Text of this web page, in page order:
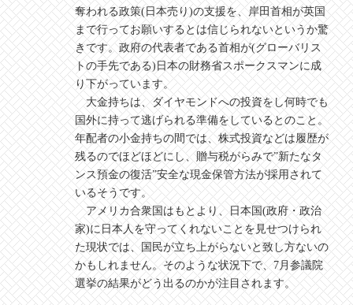
奪われる政策(日本売り)の支援を、岸田首相が英国
まで行ってお願いするとは信じられないというか驚
きです。政府の代表者である首相が(グローバリス
トの手先である)日本の財務省スポークスマンに成
り下がっています。
大金持ちは、ダイヤモンドへの投資をし何時でも
国外に持って逃げられる準備をしているとのこと。
年配者の小金持ちの間では、株式投資などは履歴が
残るのでほどほどにし、贈与税がらみで”新たなタ
ンス預金の復活”安全な現金保管方法が採用されて
いるそうです。
アメリカ合衆国はもとより、日本国(政府・政治
家)に日本人を守ってくれないことを見せつけられ
た現状では、国民が立ち上がらないと致し方ないの
かもしれません。そのような状況下で、7月参議院
選挙の結果がどう出るのかが注目されます。